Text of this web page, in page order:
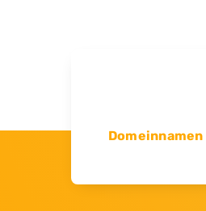
Domeinnamen